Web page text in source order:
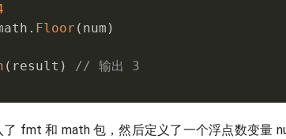
. Floor ( num )
( result )
// 输出 3
fmt 和 math 包，然后定义了一个浮点数变量